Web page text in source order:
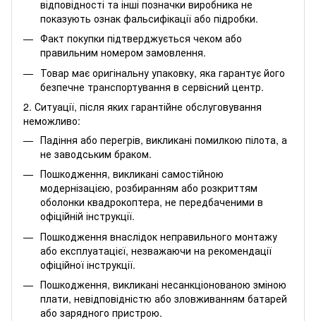
відповідності та інші позначки виробника не
показують ознак фальсифікації або підробки.
Факт покупки підтверджується чеком або
правильним номером замовлення.
Товар має оригінальну упаковку, яка гарантує його
безпечне транспортування в сервісний центр.
2. Ситуації, після яких гарантійне обслуговування
неможливо:
Падіння або перегрів, викликані помилкою пілота, а
не заводським браком.
Пошкодження, викликані самостійною
модернізацією, розбиранням або розкриттям
оболонки квадрокоптера, не передбаченими в
офіційній інструкції.
Пошкодження внаслідок неправильного монтажу
або експлуатацієї, незважаючи на рекомендації
офіційної інструкції.
Пошкодження, викликані несанкціонованою зміною
плати, невідповідністю або зловживанням батарей
або зарядного пристрою.